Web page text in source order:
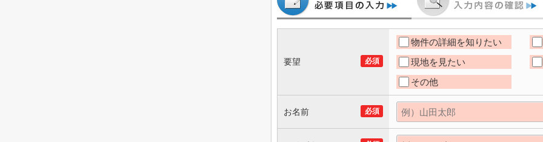
必須
要望
物件の詳細を知りたい
現地を見たい
その他
必須
お名前